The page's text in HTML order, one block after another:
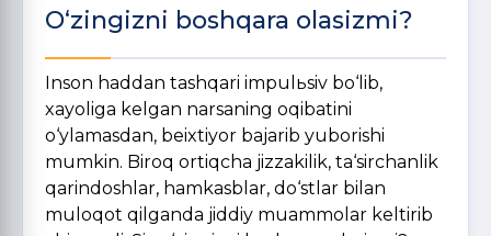
O‘zingizni boshqara olasizmi?
Inson haddan tashqari impulьsiv bo‘lib,
xayoliga kelgan narsaning oqibatini
o‘ylamasdan, beixtiyor bajarib yuborishi
mumkin. Biroq ortiqcha jizzakilik, ta‘sirchanlik
qarindoshlar, hamkasblar, do‘stlar bilan
muloqot qilganda jiddiy muammolar keltirib